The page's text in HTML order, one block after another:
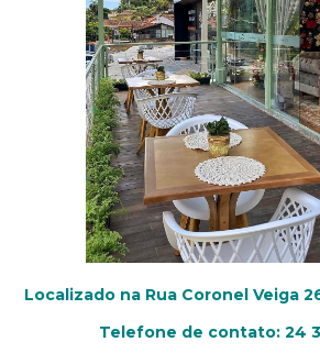
Localizado na Rua Coronel Veiga
Telefone de contato: 24